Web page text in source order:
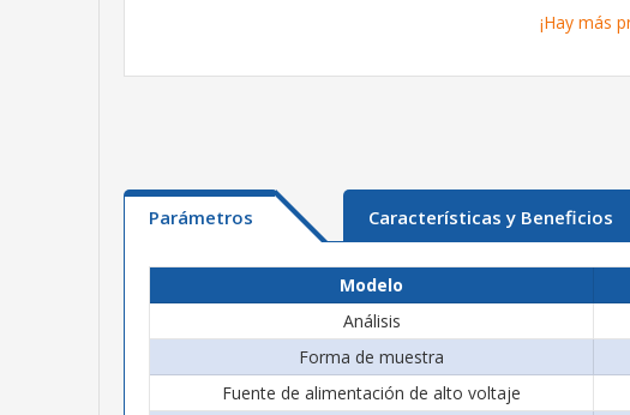
¡Hay más
Parámetros Características y Beneficios
Modelo
Análisis
Forma de muestra
Fuente de alimentación de alto voltaje